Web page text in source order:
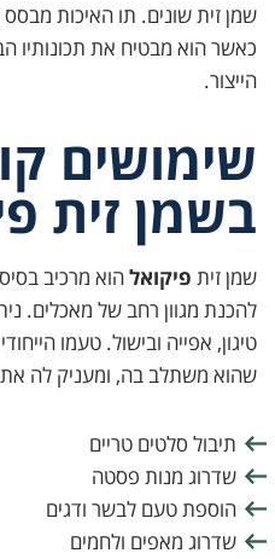
שמן זית שונים. תו האיכות
כאשר הוא מבטיח את תכונותיו
הייצור.
שימושים
בשמן זית
שמן זית פיקואלהוא מרכיב
להכנת מגוון רחב של מאכלים.
טיגון, אפייה ובישול. טעמו
שהוא משתלב בה, ומעניק לה
תיבול סלטים טריים
שדרוג מנות פסטה
הוספת טעם לבשר ודגים
שדרוג מאפים ולחמים